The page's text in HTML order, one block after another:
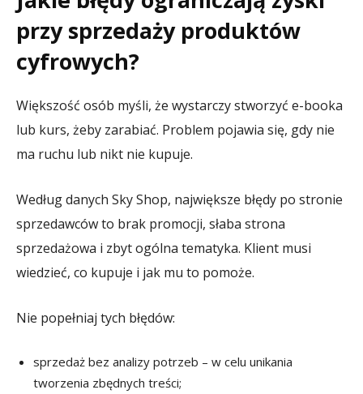
przy sprzedaży produktów
cyfrowych?
Większość osób myśli, że wystarczy stworzyć e-booka
lub kurs, żeby zarabiać. Problem pojawia się, gdy nie
ma ruchu lub nikt nie kupuje.
Według danych Sky Shop, największe błędy po stronie
sprzedawców to brak promocji, słaba strona
sprzedażowa i zbyt ogólna tematyka. Klient musi
wiedzieć, co kupuje i jak mu to pomoże.
Nie popełniaj tych błędów:
sprzedaż bez analizy potrzeb – w celu unikania
tworzenia zbędnych treści;